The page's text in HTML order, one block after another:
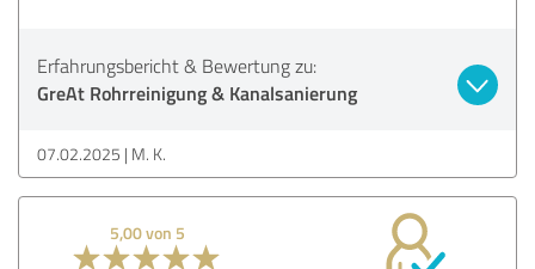
Erfahrungsbericht & Bewertung zu:
GreAt Rohrreinigung & Kanalsanierung
07.02.2025 M. K.
5,00 von 5